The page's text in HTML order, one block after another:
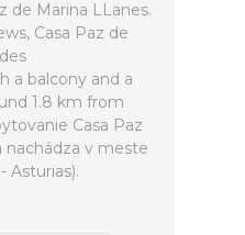
de Marina LLanes.
Casa Paz de
a balcony and a
1.8 km from
Casa Paz
nachádza v meste
Asturias).